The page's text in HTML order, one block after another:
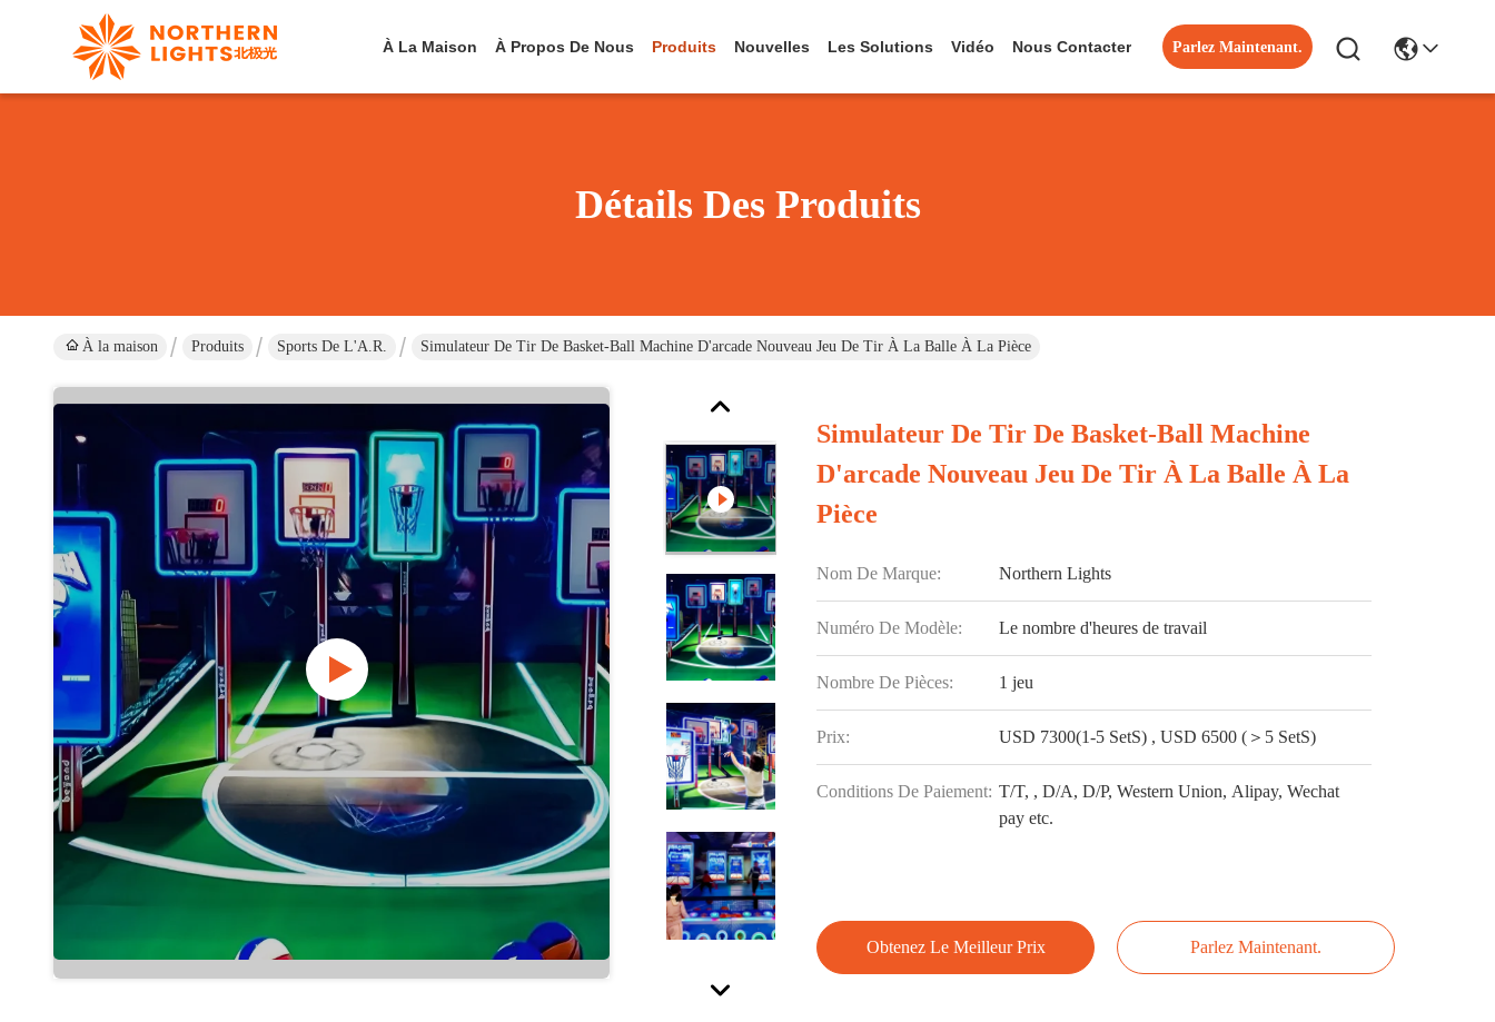
À La Maison À Propos De Nous Produits Nouvelles Les Solutions Vidéo Nous Contacter Parlez Maintenant.
Détails Des Produits
À la maison Produits Sports De L'A.R. Simulateur De Tir De Basket-Ball Machine D'arcade Nouveau Jeu De Tir À La Balle À La Pièce
Simulateur De Tir De Basket-Ball Machine
D'arcade Nouveau Jeu De Tir À La Balle À La
Pièce
Nom De Marque: Northern Lights
Numéro De Modèle: Le nombre d'heures de travail
Nombre De Pièces: 1 jeu
Prix: USD 7300(1-5 SetS) , USD 6500 (＞5 SetS)
Conditions De Paiement: T/T, , D/A, D/P, Western Union, Alipay, Wechat
pay etc.
Obtenez Le Meilleur Prix Parlez Maintenant.